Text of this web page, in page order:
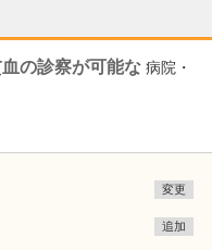
の診察が可能な 病院・
変更
追加